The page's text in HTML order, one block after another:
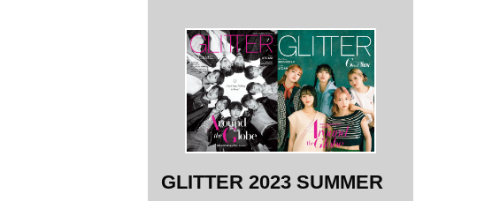
GLITTER 2023 SUMMER